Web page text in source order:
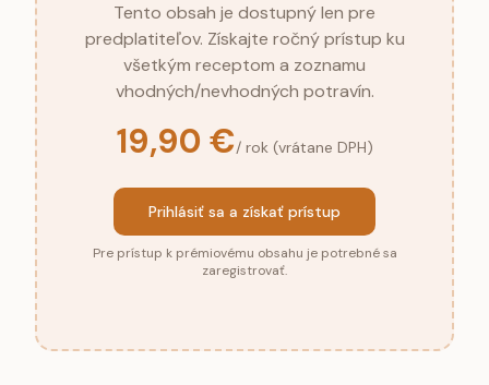
Tento obsah je dostupný len pre
predplatiteľov. Získajte ročný prístup ku
všetkým receptom a zoznamu
vhodných/nevhodných potravín.
19,90 €/ rok (vrátane DPH)
Prihlásiť sa a získať prístup
Pre prístup k prémiovému obsahu je potrebné sa
zaregistrovať.